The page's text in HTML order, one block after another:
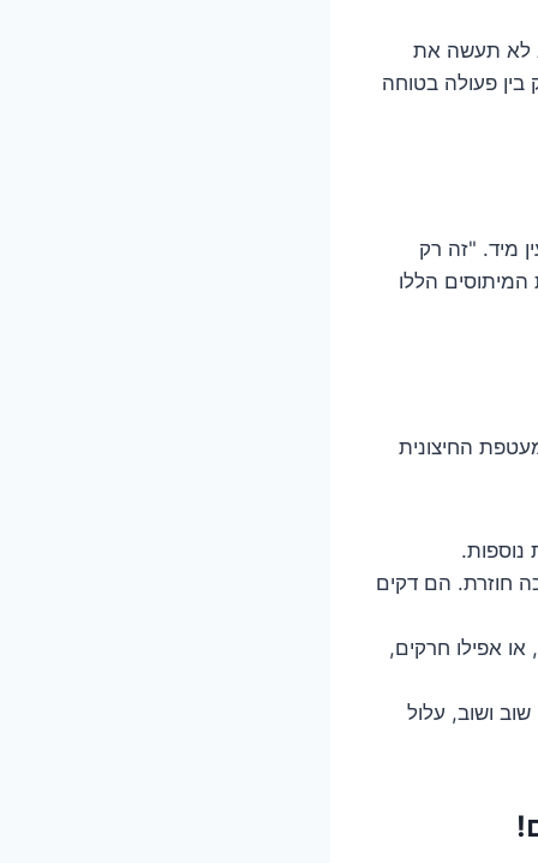
לא תעשה את
פעולה בטוחה
מיד. "זה רק
הללו
החיצונית
נוספות.
חוזרת. הם דקים
או אפילו חרקים,
ושוב, עלול